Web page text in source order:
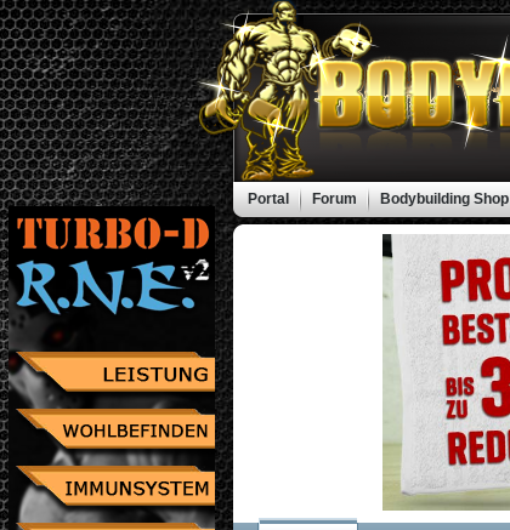
Portal Forum Bodybuilding Shop